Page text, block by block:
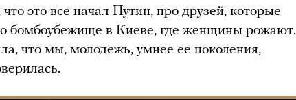
это все начал Путин, про друзей, которые
бомбоубежище в Киеве, где женщины рожают.
что мы, молодежь, умнее ее поколения,